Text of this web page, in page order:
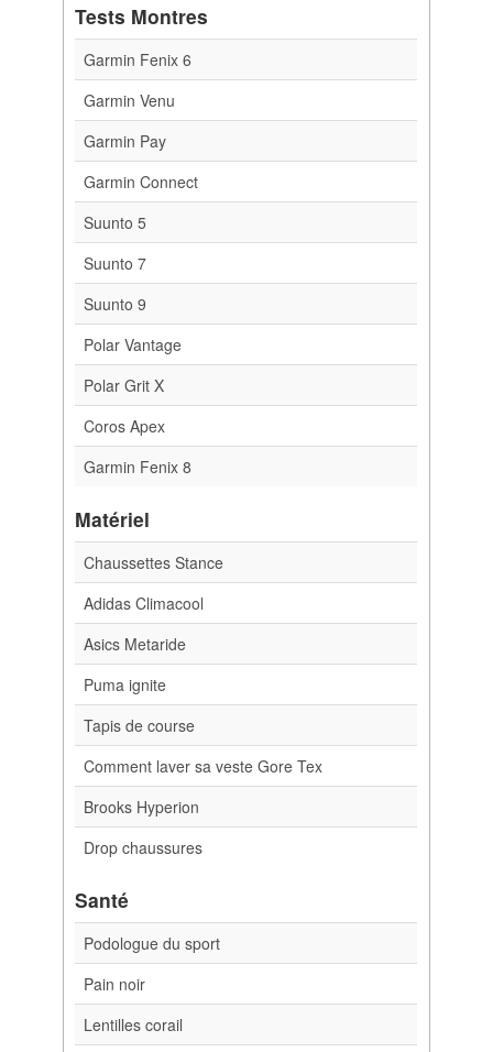
Tests Montres
Garmin Fenix 6
Garmin Venu
Garmin Pay
Garmin Connect
Suunto 5
Suunto 7
Suunto 9
Polar Vantage
Polar Grit X
Coros Apex
Garmin Fenix 8
Matériel
Chaussettes Stance
Adidas Climacool
Asics Metaride
Puma ignite
Tapis de course
Comment laver sa veste Gore Tex
Brooks Hyperion
Drop chaussures
Santé
Podologue du sport
Pain noir
Lentilles corail